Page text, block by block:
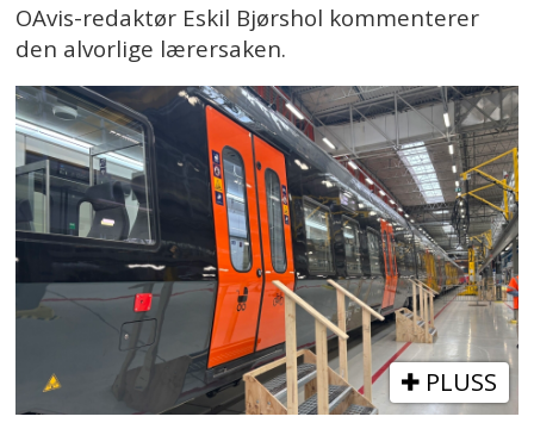
OAvis-redaktør Eskil Bjørshol kommenterer
den alvorlige lærersaken.
PLUSS